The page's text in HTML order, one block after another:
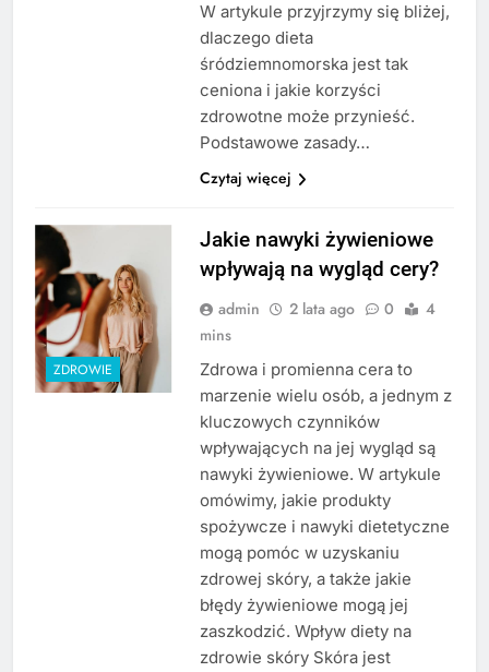
W artykule przyjrzymy się bliżej,
dlaczego dieta
śródziemnomorska jest tak
ceniona i jakie korzyści
zdrowotne może przynieść.
Podstawowe zasady…
Czytaj więcej
ZDROWIE
Jakie nawyki żywieniowe
wpływają na wygląd cery?
admin 2 lata ago 0
4
mins
Zdrowa i promienna cera to
marzenie wielu osób, a jednym z
kluczowych czynników
wpływających na jej wygląd są
nawyki żywieniowe. W artykule
omówimy, jakie produkty
spożywcze i nawyki dietetyczne
mogą pomóc w uzyskaniu
zdrowej skóry, a także jakie
błędy żywieniowe mogą jej
zaszkodzić. Wpływ diety na
zdrowie skóry Skóra jest